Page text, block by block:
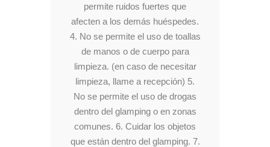
permite ruidos fuertes que
afecten a los demás huéspedes.
4. No se permite el uso de toallas
de manos o de cuerpo para
limpieza. (en caso de necesitar
limpieza, llame a recepción) 5.
No se permite el uso de drogas
dentro del glamping o en zonas
comunes. 6. Cuidar los objetos
que están dentro del glamping. 7.